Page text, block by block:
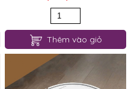
Thêm vào giỏ